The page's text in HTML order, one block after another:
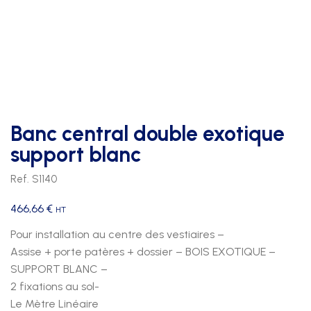
Banc central double exotique
support blanc
Ref. S1140
466,66 € HT
Pour installation au centre des vestiaires –
Assise + porte patères + dossier – BOIS EXOTIQUE –
SUPPORT BLANC –
2 fixations au sol-
Le Mètre Linéaire